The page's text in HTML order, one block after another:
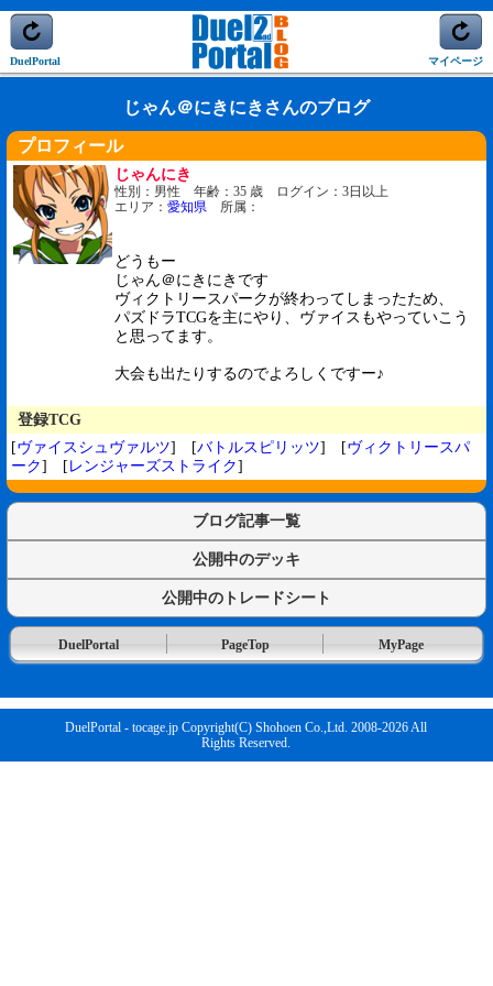
DuelPortal マイページ
じゃん＠にきにきさんのブログ
プロフィール
じゃんにき
性別：男性 年齢：35 歳 ログイン：3日以上
エリア： 愛知県 所属：
どうもー
じゃん＠にきにきです
ヴィクトリースパークが終わってしまったため、
パズドラTCGを主にやり、ヴァイスもやっていこう
と思ってます。
大会も出たりするのでよろしくですー♪
登録TCG
[ヴァイスシュヴァルツ] [バトルスピリッツ] [ヴィクトリースパ
ーク] [ レンジャーズストライク]
ブログ記事一覧
公開中のデッキ
公開中のトレードシート
DuelPortal PageTop MyPage
DuelPortal - tocage.jp Copyright(C) Shohoen Co.,Ltd. 2008-2026 All
Rights Reserved.